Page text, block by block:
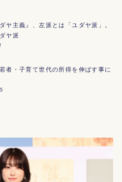
ヤ主義』、左派とは「ユダヤ派」。
ヤ派
者・子育て世代の所得を伸ばす事に